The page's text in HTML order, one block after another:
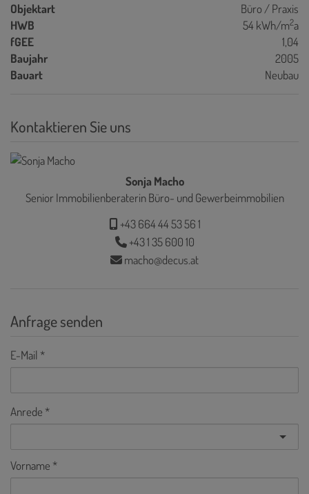
Objektart
Büro / Praxis
HWB
54 kWh/m2a
fGEE
1,04
Baujahr
2005
Bauart
Neubau
Kontaktieren Sie uns
Sonja Macho
Senior Immobilienberaterin Büro- und Gewerbeimmobilien
+43 664 44 53 56 1
+43 1 35 600 10
macho@decus.at
Anfrage senden
E-Mail
Anrede
Vorname